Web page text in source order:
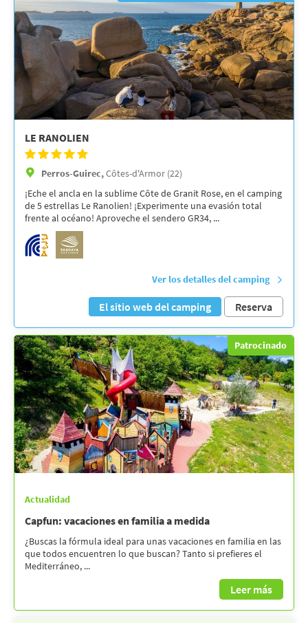
LE RANOLIEN
Perros-Guirec,Côtes-d'Armor (22)
¡Eche el ancla en la sublime Côte de Granit Rose, en el camping
de 5 estrellas Le Ranolien! ¡Experimente una evasión total
frente al océano! Aproveche el sendero GR34, ...
Ver los detalles del camping
El sitio web del camping Reserva
Patrocinado
Actualidad
Capfun: vacaciones en familia a medida
¿Buscas la fórmula ideal para unas vacaciones en familia en las
que todos encuentren lo que buscan? Tanto si prefieres el
Mediterráneo, ...
Leer más